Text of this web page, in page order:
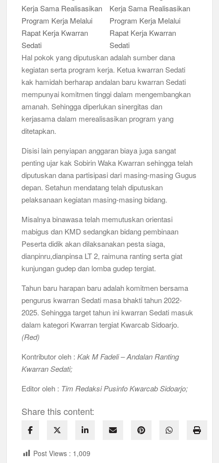
Karena Karakter Tidak Dibentuk di Ruang Nyaman, LT-1
SDN Pagerwojo Hadir Menempa Ketangguhan
Gelar Musppanitera 2026, Kwarran Taman Cetak Pemimpin
Baru dan Perkuat Kolaborasi Lintas Pangkalan
Diwarnai Penampilan Tari Kreasi Berselendang
Musran X Kwarran Jabon Jadi Titik Awal Kebangkitan
Pramuka yang Lebih Inovatif dan Progresif
Peringanti Momentum Hardiknas, Kwarran Sedati Gelar Rapat
Hal pokok yang diputuskan adalah sumber dana
kegiatan serta program kerja. Ketua kwarran Sedati
kak hamidah berharap andalan baru kwarran Sedati
mempunyai komitmen tinggi dalam mengembangkan
amanah. Sehingga diperlukan sinergitas dan
kerjasama dalam merealisasikan program yang
ditetapkan.
Disisi lain penyiapan anggaran biaya juga sangat
penting ujar kak Sobirin Waka Kwarran sehingga telah
diputuskan dana partisipasi dari masing-masing Gugus
depan. Setahun mendatang telah diputuskan
pelaksanaan kegiatan masing-masing bidang.
Misalnya binawasa telah memutuskan orientasi
mabigus dan KMD sedangkan bidang pembinaan
Peserta didik akan dilaksanakan pesta siaga,
dianpinru,dianpinsa LT 2, raimuna ranting serta giat
kunjungan gudep dan lomba gudep tergiat.
Tahun baru harapan baru adalah komitmen bersama
pengurus kwarran Sedati masa bhakti tahun 2022-
2025. Sehingga target tahun ini kwarran Sedati masuk
dalam kategori Kwarran tergiat Kwarcab Sidoarjo.
(Red)
Kontributor oleh :Kak M Fadeli – Andalan Ranting
Kwarran Sedati;
Editor oleh : Tim Redaksi Pusinfo Kwarcab Sidoarjo;
Share this content:
Post Views : 1,009